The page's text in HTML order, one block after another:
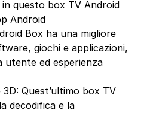
questo box TV Android
Android
Box ha una migliore
giochi e applicazioni,
utente ed esperienza
3D: Quest’ultimo box TV
decodifica e la